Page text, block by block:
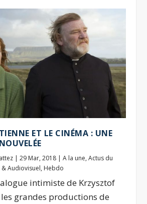
ET LE CINÉMA : UNE
|29 Mar, 2018 |A la une,Actus du
& Audiovisuel, Hebdo
intimiste de Krzysztof
grandes productions de